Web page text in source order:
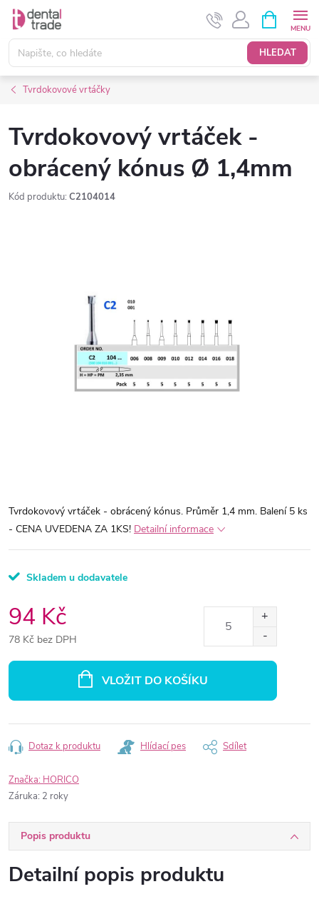
Přejít
obsah
HLEDAT
NÁKUPNÍ
KOŠÍK
Tvrdokovové vrtáčky
Tvrdokovový vrtáček -
obrácený kónus Ø 1,4mm
Kód produktu: C2104014
Tvrdokovový vrtáček - obrácený kónus. Průměr 1,4 mm. Balení 5 ks
- CENA UVEDENA ZA 1KS! Detailní informace
Skladem u dodavatele
94 Kč
78 Kč bez DPH
VLOŽIT DO KOŠÍKU
Dotaz k produktu Hlídací pes Sdílet
Značka: HORICO
Záruka: 2 roky
Popis produktu
Detailní popis produktu